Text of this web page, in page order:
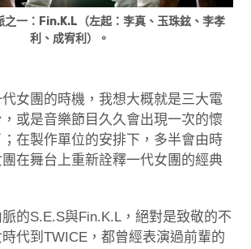
之一：Fin.K.L（左起：李真、玉珠鉉、李孝
利、成宥利）。
女團的時機，我想大概就是三大電
或是音樂節目久久會出現一次的懷
在製作單位的安排下，多半會由時
在舞台上重新詮釋一代女團的經典
的S.E.S與Fin.K.L，絕對是致敬的不
代到TWICE，都曾經表演過前輩的